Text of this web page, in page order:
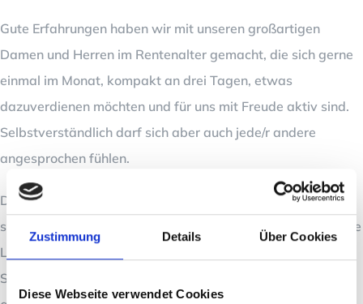
Zustimmung Details Über Cookies
Diese Webseite verwendet Cookies
Gute Erfahrungen haben wir mit unseren großartigen
Damen und Herren im Rentenalter gemacht, die sich gerne
einmal im Monat, kompakt an drei Tagen, etwas
dazuverdienen möchten und für uns mit Freude aktiv sind.
Selbstverständlich darf sich aber auch jede/r andere
angesprochen fühlen.
Die Verteilung findet 12 x im Jahr, jeweils Ende des Monats
statt. Ein eigener PKW, gegen km-Geld, ist hierfür nötig. Die
Lust auf frische Luft, etwas körperliche Bewegung und
Spaß am „Erfahren“ der Region darf dir nicht fehlen, denn